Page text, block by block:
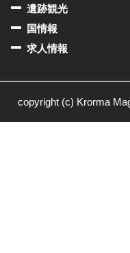
遺跡観光
国情報
求人情報
copyright (c) Krorma